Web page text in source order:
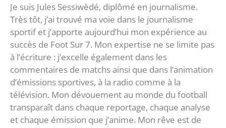
Je suis Jules Sessiwèdé, diplômé en journalisme.
Très tôt, j’ai trouvé ma voie dans le journalisme
sportif et j’apporte aujourd’hui mon expérience au
succès de Foot Sur 7. Mon expertise ne se limite pas
à l’écriture : j’excelle également dans les
commentaires de matchs ainsi que dans l’animation
d’émissions sportives, à la radio comme à la
télévision. Mon dévouement au monde du football
transparaît dans chaque reportage, chaque analyse
et chaque émission que j’anime. Mon rêve est de